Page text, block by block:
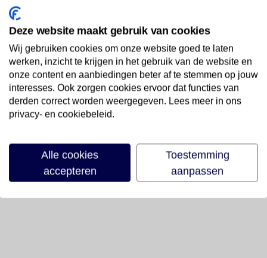
Deze website maakt gebruik van cookies
Wij gebruiken cookies om onze website goed te laten
werken, inzicht te krijgen in het gebruik van de website en
onze content en aanbiedingen beter af te stemmen op jouw
interesses. Ook zorgen cookies ervoor dat functies van
derden correct worden weergegeven. Lees meer in ons
privacy- en cookiebeleid.
Alle cookies
accepteren
Toestemming
aanpassen